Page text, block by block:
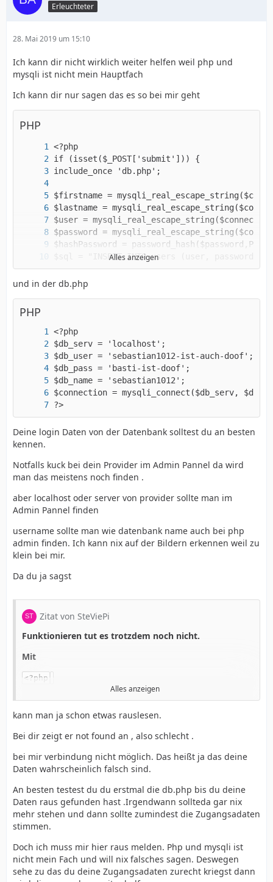
Erleuchteter
28. Mai 2019 um 15:10
Ich kann dir nicht wirklich weiter helfen weil php und
mysqli ist nicht mein Hauptfach
Ich kann dir nur sagen das es so bei mir geht
PHP
}
Alles anzeigen
und in der db.php
PHP
?>
Deine login Daten von der Datenbank solltest du an besten
kennen.
Notfalls kuck bei dein Provider im Admin Pannel da wird
man das meistens noch finden .
aber localhost oder server von provider sollte man im
Admin Pannel finden
username sollte man wie datenbank name auch bei php
admin finden. Ich kann nix auf der Bildern erkennen weil zu
klein bei mir.
Da du ja sagst
Zitat von SteViePi
Funktionieren tut es trotzdem noch nicht.
Mit
<?php
$connection = mysqli_connect('localhost:3306',
'cu-ba_admin', '...', 'cu-
bartlstefan01_politikuserdaten');
zeigt es mir nach dem Klick "file not found" an.
mit dem Vorschlag von dir:
PHP
Alles anzeigen
kann man ja schon etwas rauslesen.
Bei dir zeigt er not found an , also schlecht .
bei mir verbindung nicht möglich. Das heißt ja das deine
Daten wahrscheinlich falsch sind.
An besten testest du du erstmal die db.php bis du deine
Daten raus gefunden hast .Irgendwann sollteda gar nix
mehr stehen und dann sollte zumindest die Zugangsadaten
stimmen.
Doch ich muss mir hier raus melden. Php und mysqli ist
nicht mein Fach und will nix falsches sagen. Deswegen
sehe zu das du deine Zugangsadaten zurecht kriegst dann